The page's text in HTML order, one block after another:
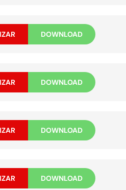
DOWNLOAD
DOWNLOAD
DOWNLOAD
DOWNLOAD